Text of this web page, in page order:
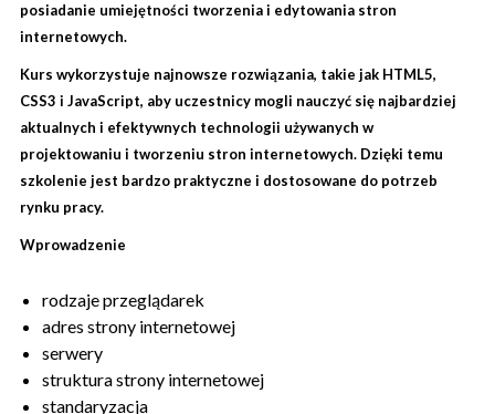
posiadanie umiejętności tworzenia i edytowania stron
internetowych.
Kurs wykorzystuje najnowsze rozwiązania, takie jak HTML5,
CSS3 i JavaScript, aby uczestnicy mogli nauczyć się najbardziej
aktualnych i efektywnych technologii używanych w
projektowaniu i tworzeniu stron internetowych. Dzięki temu
szkolenie jest bardzo praktyczne i dostosowane do potrzeb
rynku pracy.
Wprowadzenie
rodzaje przeglądarek
adres strony internetowej
serwery
struktura strony internetowej
standaryzacja